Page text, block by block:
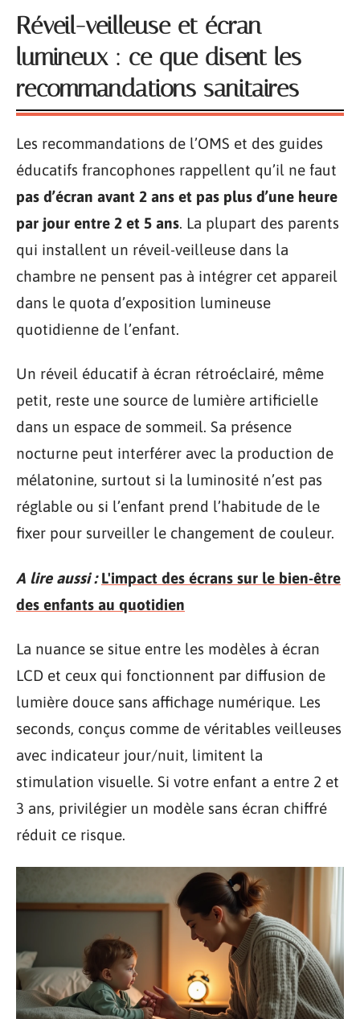
Réveil-veilleuse et écran
lumineux : ce que disent les
recommandations sanitaires
Les recommandations de l’OMS et des guides
éducatifs francophones rappellent qu’il ne faut
pas d’écran avant 2 ans et pas plus d’une heure
par jour entre 2 et 5 ans. La plupart des parents
qui installent un réveil-veilleuse dans la
chambre ne pensent pas à intégrer cet appareil
dans le quota d’exposition lumineuse
quotidienne de l’enfant.
Un réveil éducatif à écran rétroéclairé, même
petit, reste une source de lumière artificielle
dans un espace de sommeil. Sa présence
nocturne peut interférer avec la production de
mélatonine, surtout si la luminosité n’est pas
réglable ou si l’enfant prend l’habitude de le
fixer pour surveiller le changement de couleur.
A lire aussi : L'impact des écrans sur le bien-être
des enfants au quotidien
La nuance se situe entre les modèles à écran
LCD et ceux qui fonctionnent par diffusion de
lumière douce sans affichage numérique. Les
seconds, conçus comme de véritables veilleuses
avec indicateur jour/nuit, limitent la
stimulation visuelle. Si votre enfant a entre 2 et
3 ans, privilégier un modèle sans écran chiffré
réduit ce risque.